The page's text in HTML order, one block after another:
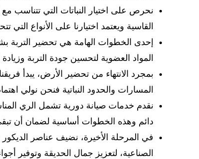
نحرص على اختيار النباتات التي تتناسب مع
القاسية ويعتمد اختيارنا على الأنواع
إحدى الخطوات الهامة هي تحضير التربة
المواد العضوية لتحسين جودة التربة
بمجرد الانتهاء من تحضير الأرض، يبدأ
المسارات والحدود النباتية فنحن نولي
نقدم خدمات صيانة دورية تشمل الري
دائم وهذه الخطوات أساسية لضمان أن
في المرحلة الأخيرة، نضيف عناصر الديكور
الصناعية، لتعزيز جمال الحديقة وتوفير